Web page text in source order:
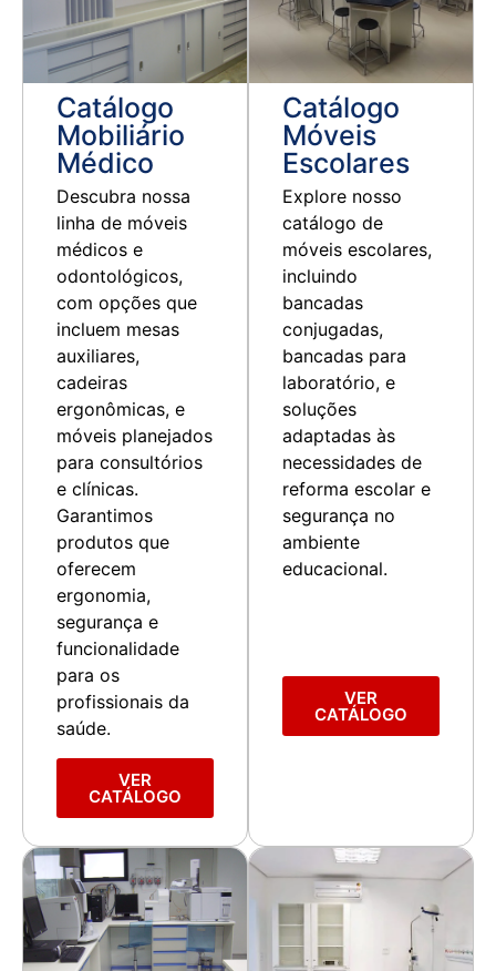
Ver Catálogo
Catálogo
Mobiliário
Médico
Descubra nossa
linha de móveis
médicos e
odontológicos,
com opções que
incluem mesas
auxiliares,
cadeiras
ergonômicas, e
móveis planejados
para consultórios
e clínicas.
Garantimos
produtos que
oferecem
ergonomia,
segurança e
funcionalidade
para os
profissionais da
saúde.
VER
CATÁLOGO
Ver Catálogo
Catálogo
Móveis
Escolares
Explore nosso
catálogo de
móveis escolares,
incluindo
bancadas
conjugadas,
bancadas para
laboratório, e
soluções
adaptadas às
necessidades de
reforma escolar e
segurança no
ambiente
educacional.
VER
CATÁLOGO